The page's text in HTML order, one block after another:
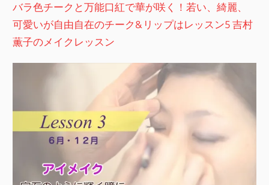
バラ色チークと万能口紅で華が咲く！若い、綺麗、
可愛いが自由自在のチーク&リップはレッスン5 吉村
薫子のメイクレッスン